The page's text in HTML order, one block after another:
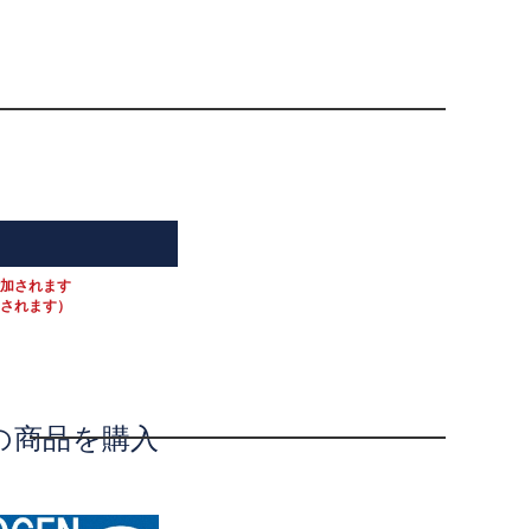
されます
れます）
商品を購入